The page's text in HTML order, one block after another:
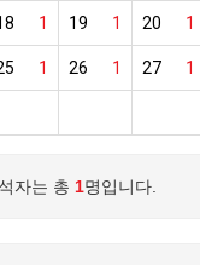
1 1
19 1
20
1 1
26 1
27
자는 총 1명입니다.